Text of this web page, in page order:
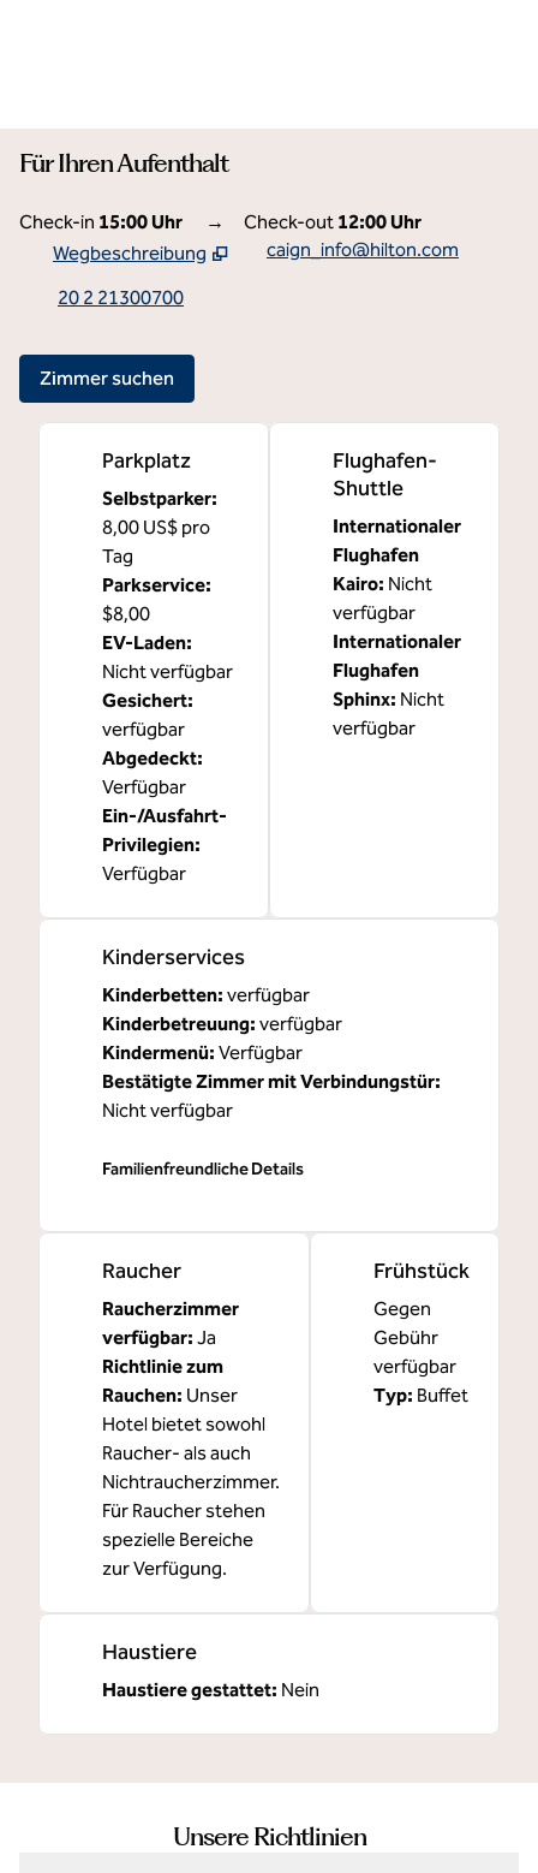
Für Ihren Aufenthalt
Check-in 15:00 Uhr → Check-out 12:00 Uhr
Wegbeschreibung
neue Registerkarte+2 3 wird geöffnet
caign_info@hilton.com
20 2 21300700
Zimmer suchen
Parkplatz
Selbstparker:
8,00 US$ pro
Tag
Parkservice:
$8,00
EV-Laden:
Nicht verfügbar
Gesichert:
verfügbar
Abgedeckt:
Verfügbar
Ein-/Ausfahrt-
Privilegien:
Verfügbar
Flughafen-
Shuttle
Internationaler
Flughafen
Kairo: Nicht
verfügbar
Internationaler
Flughafen
Sphinx: Nicht
verfügbar
Kinderservices
Kinderbetten: verfügbar
Kinderbetreuung: verfügbar
Kindermenü: Verfügbar
Bestätigte Zimmer mit Verbindungstür:
Nicht verfügbar
Familienfreundliche Details
Raucher
Raucherzimmer
verfügbar: Ja
Richtlinie zum
Rauchen: Unser
Hotel bietet sowohl
Raucher- als auch
Nichtraucherzimmer.
Für Raucher stehen
spezielle Bereiche
zur Verfügung.
Frühstück
Gegen
Gebühr
verfügbar
Typ: Buffet
Haustiere
Haustiere gestattet: Nein
Unsere Richtlinien